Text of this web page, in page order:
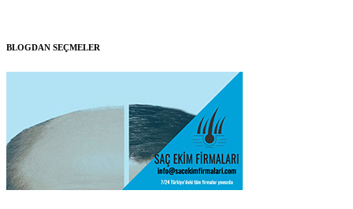
BLOGDAN SEÇMELER